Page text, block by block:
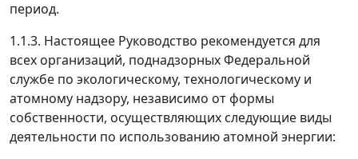
период.
1.1.3. Настоящее Руководство рекомендуется для
всех организаций, поднадзорных Федеральной
службе по экологическому, технологическому и
атомному надзору, независимо от формы
собственности, осуществляющих следующие виды
деятельности по использованию атомной энергии: